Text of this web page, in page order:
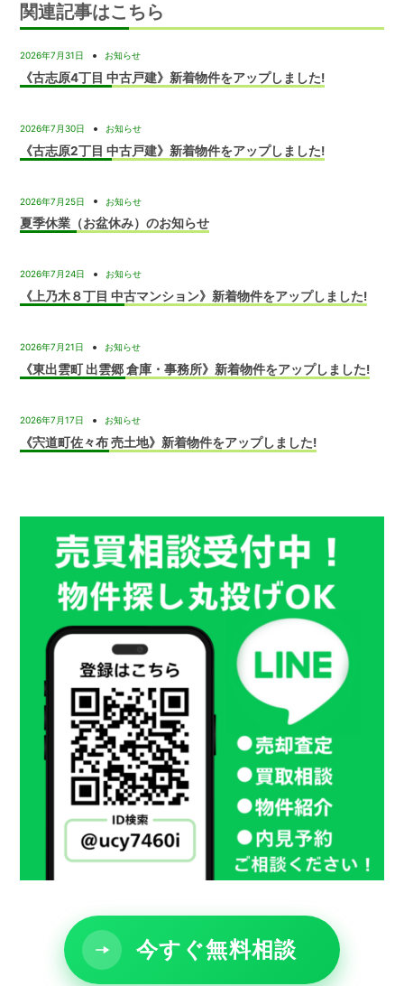
シ
ョ
ン
関連記事はこちら
2026年7月31日 お知らせ
《古志原4丁目 中古戸建》新着物件をアップしました!
2026年7月30日 お知らせ
《古志原2丁目 中古戸建》新着物件をアップしました!
2026年7月25日 お知らせ
夏季休業（お盆休み）のお知らせ
2026年7月24日 お知らせ
《上乃木８丁目 中古マンション》新着物件をアップしました!
2026年7月21日 お知らせ
《東出雲町 出雲郷 倉庫・事務所》新着物件をアップしました!
2026年7月17日 お知らせ
《宍道町佐々布 売土地》新着物件をアップしました!
今すぐ無料相談